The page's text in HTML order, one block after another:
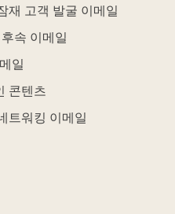
재 고객 발굴 이메일
속 이메일
일
콘텐츠
트워킹 이메일